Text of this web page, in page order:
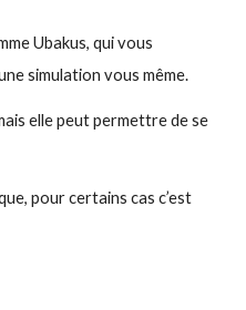
Ubakus, qui vous
simulation vous même.
elle peut permettre de se
pour certains cas c’est